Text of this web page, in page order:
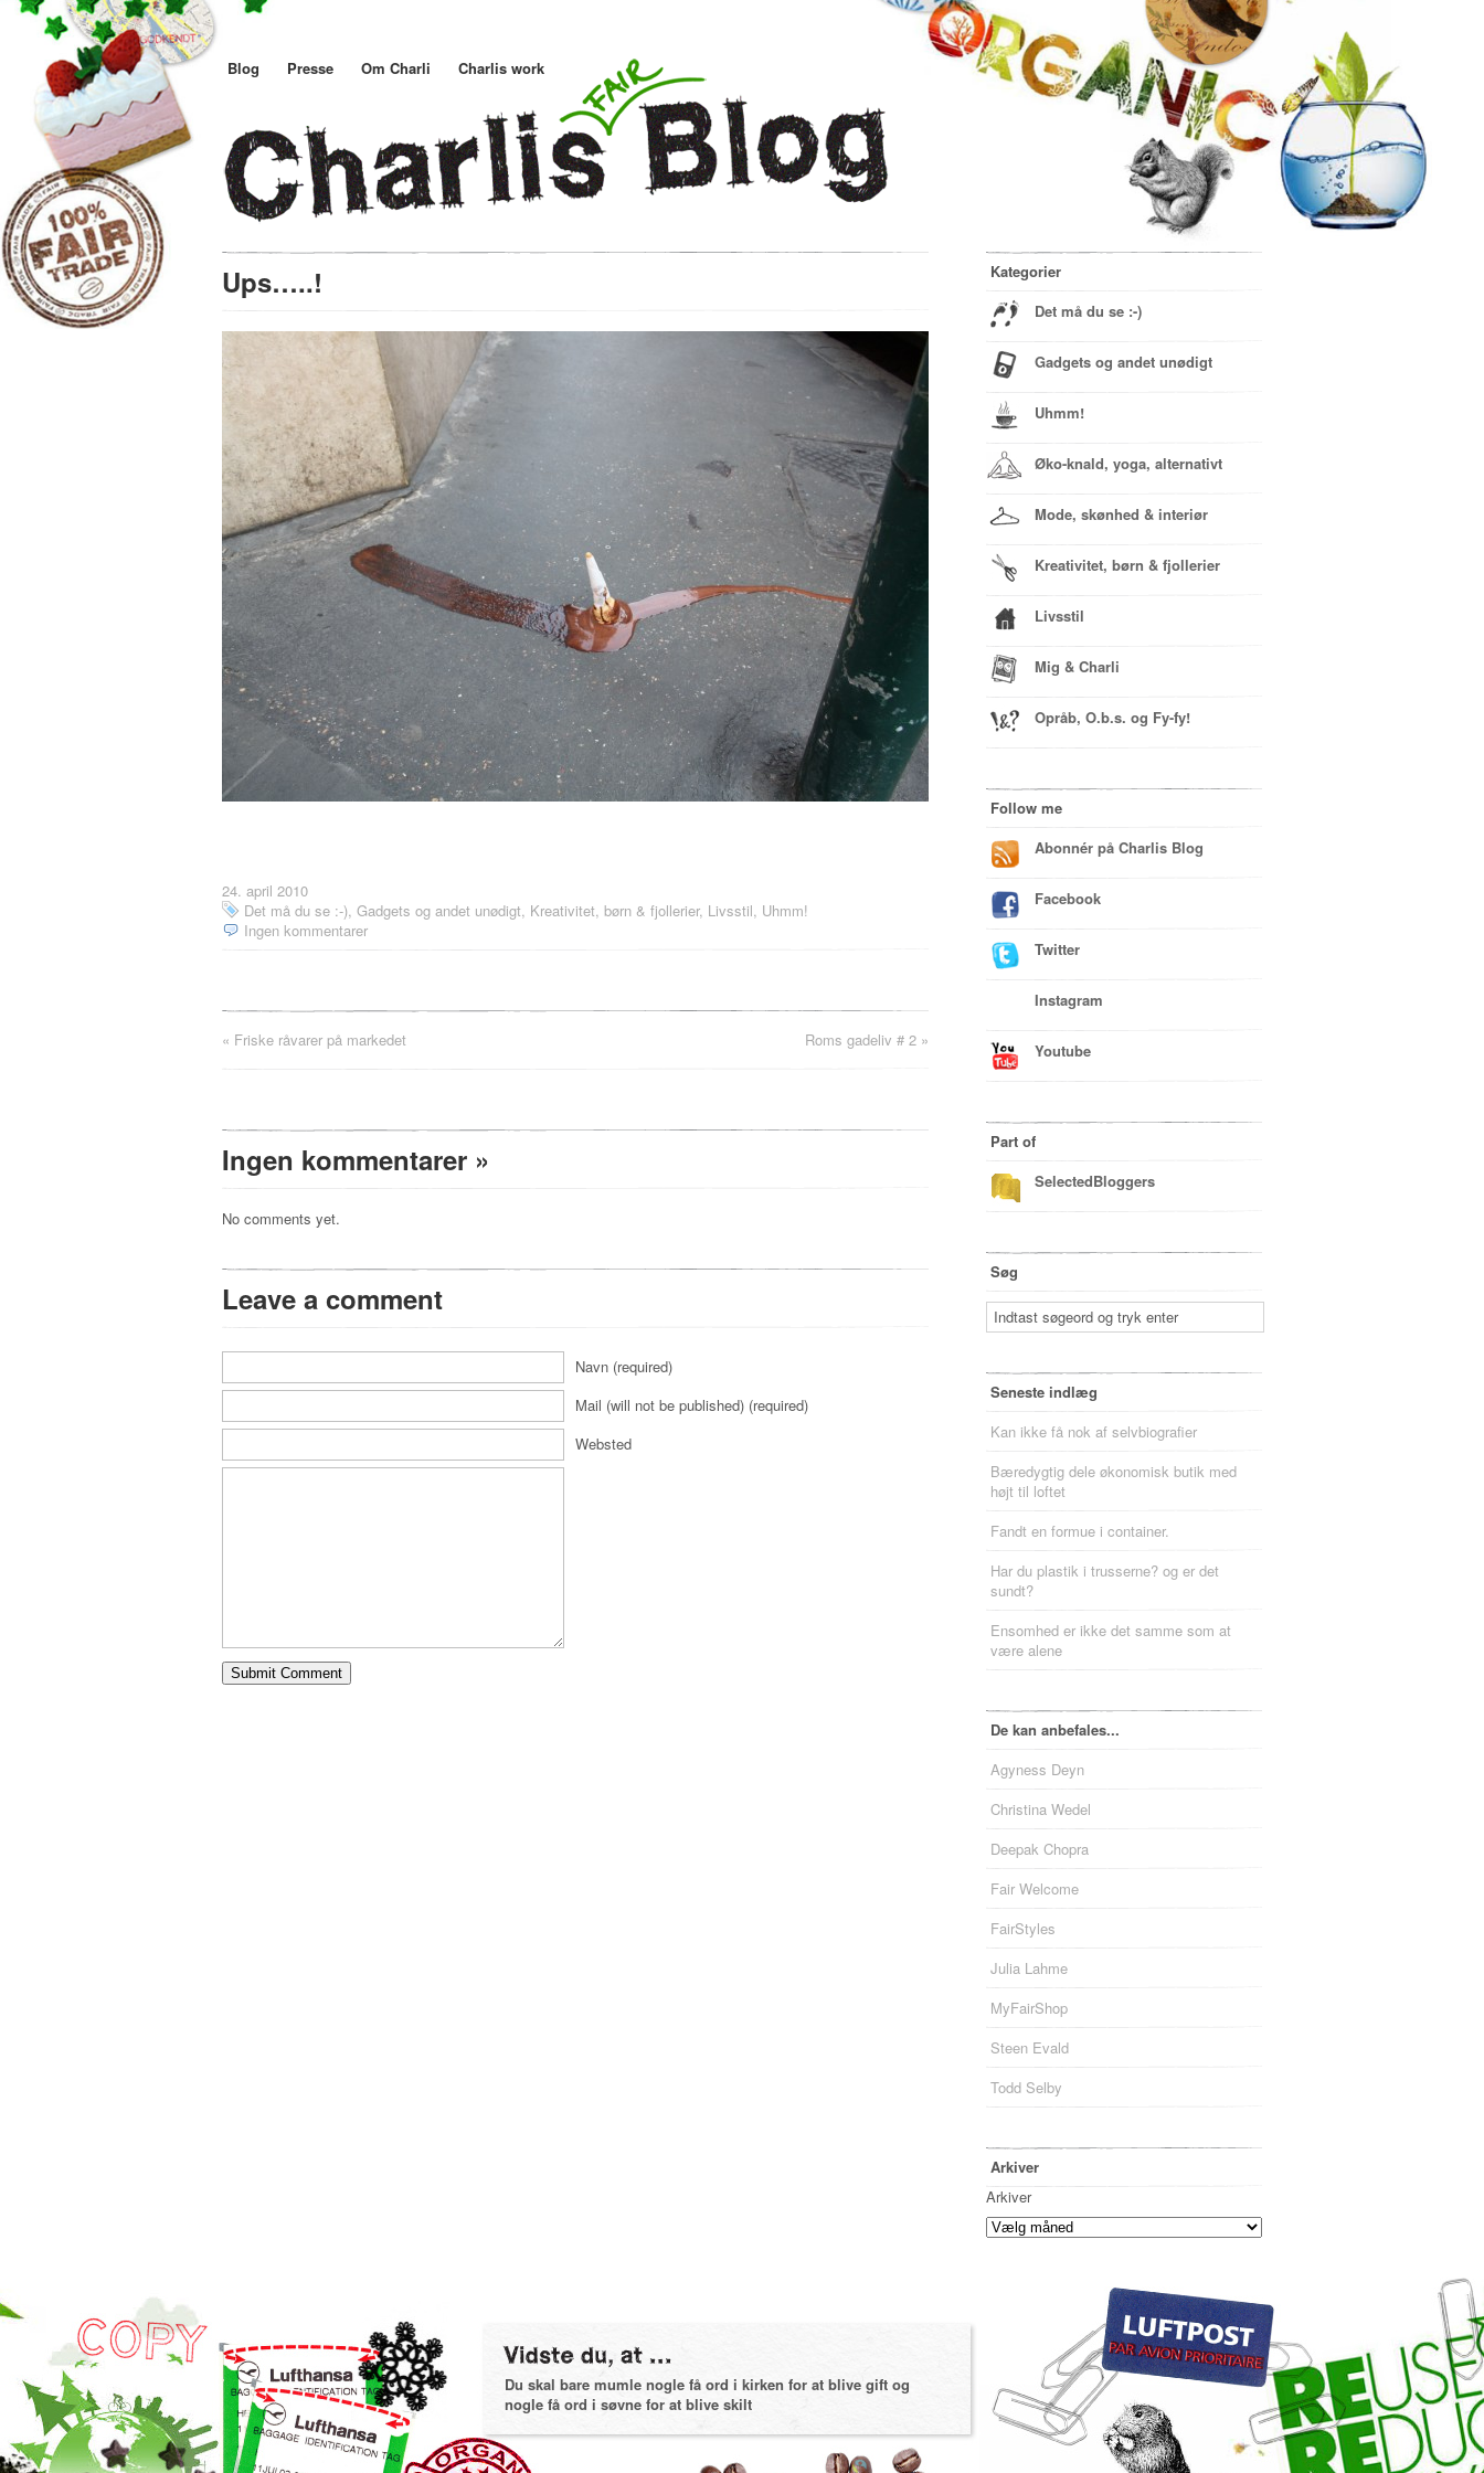
Blog Presse Om Charli Charlis work
Ups…..!
24. april 2010
Det må du se :-), Gadgets og andet unødigt, Kreativitet, børn & fjollerier, Livsstil, Uhmm!
Ingen kommentarer
« Friske råvarer på markedet Roms gadeliv # 2 »
Ingen kommentarer »
No comments yet.
Leave a comment
Navn (required)
Mail (will not be published) (required)
Websted
Kategorier
Det må du se :-)
Gadgets og andet unødigt
Uhmm!
Øko-knald, yoga, alternativt
Mode, skønhed & interiør
Kreativitet, børn & fjollerier
Livsstil
Mig & Charli
Opråb, O.b.s. og Fy-fy!
Follow me
Abonnér på Charlis Blog
Facebook
Twitter
Instagram
Youtube
Part of
SelectedBloggers
Søg
Seneste indlæg
Kan ikke få nok af selvbiografier
Bæredygtig dele økonomisk butik med
højt til loftet
Fandt en formue i container.
Har du plastik i trusserne? og er det
sundt?
Ensomhed er ikke det samme som at
være alene
De kan anbefales...
Agyness Deyn
Christina Wedel
Deepak Chopra
Fair Welcome
FairStyles
Julia Lahme
MyFairShop
Steen Evald
Todd Selby
Arkiver
Arkiver
Du skal bare mumle nogle få ord i kirken for at blive gift og
nogle få ord i søvne for at blive skilt